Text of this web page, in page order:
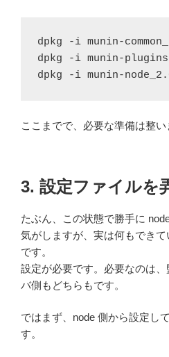
dpkg -i munin-
dpkg -i munin-
dpkg -i munin-
ここまでで、必要な準備は整い
3. 設定ファイルを
たぶん、この状態で勝手に
気がしますが、実は何もでき
です。
設定が必要です。必要なのは
バ側もどちらもです。
ではまず、node 側から設定し
す。